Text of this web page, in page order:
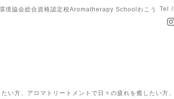
環境協会総合資格認定校Aromatherapy Schoolわこう Tel /
い方、アロマトリートメントで日々の疲れを癒したい方、